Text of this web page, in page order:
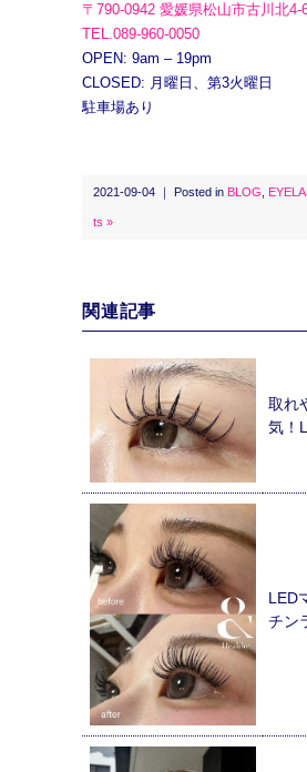
〒790-0942 愛媛県松山市古川北4-
TEL.089-960-0050
OPEN: 9am – 19pm
CLOSED: 月曜日、第3火曜日
駐車場あり
2021-09-04 ｜ Posted in BLOG
ts »
関連記事
取れ
気！
LED
チン